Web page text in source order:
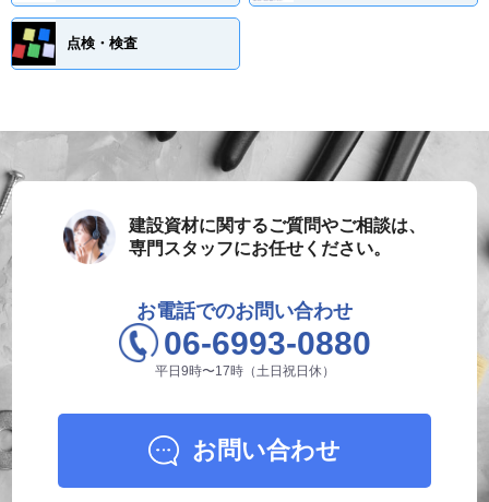
点検・検査
建設資材に関するご質問やご相談は、
専門スタッフにお任せください。
お電話でのお問い合わせ
06-6993-0880
平日9時〜17時（土日祝日休）
お問い合わせ